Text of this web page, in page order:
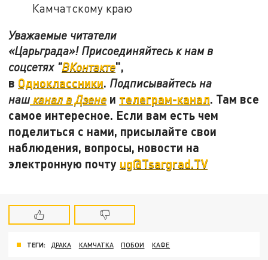
Камчатскому краю
Уважаемые читатели
«Царьграда»! Присоединяйтесь к нам в
соцсетях "ВКонтакте",
в Одноклассники. Подписывайтесь на
наш канал в Дзене и телеграм-канал. Там все
самое интересное. Если вам есть чем
поделиться с нами, присылайте свои
наблюдения, вопросы, новости на
электронную почту ug@Tsargrad.TV
ТЕГИ: ДРАКА КАМЧАТКА ПОБОИ КАФЕ